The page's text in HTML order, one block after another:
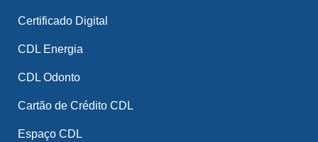
Certificado Digital
CDL Energia
CDL Odonto
Cartão de Crédito CDL
Espaço CDL